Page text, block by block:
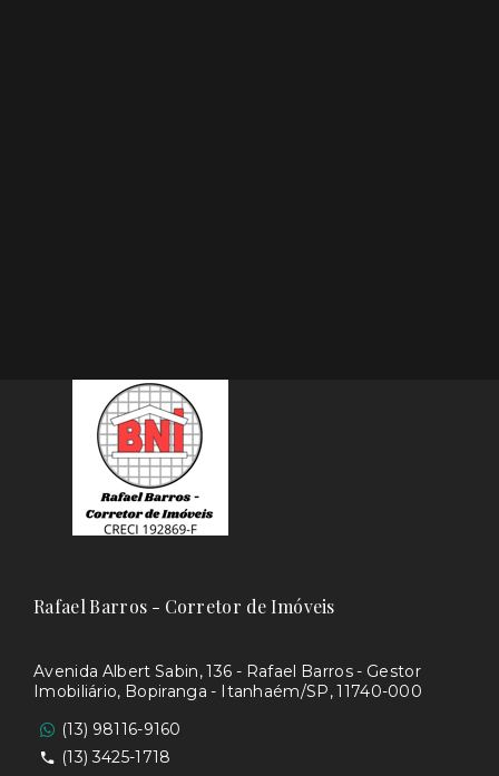
Rafael Barros - Corretor de Imóveis
Avenida Albert Sabin, 136 - Rafael Barros - Gestor
Imobiliário, Bopiranga - Itanhaém/SP, 11740-000
(13) 98116-9160
(13) 3425-1718